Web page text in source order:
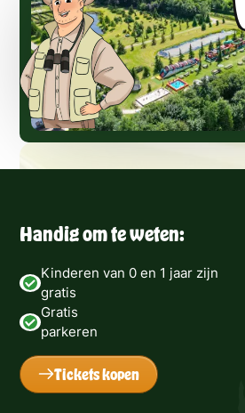
Handig om te weten:
Kinderen van 0 en 1 jaar zijn
gratis
Gratis
parkeren
Tickets kopen